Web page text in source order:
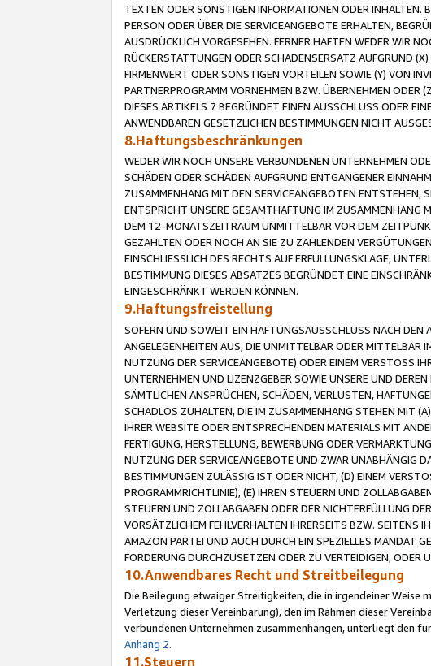
TEXTEN ODER SONSTIGEN INFORMATIONEN ODER INHALTEN.
PERSON ODER ÜBER DIE SERVICEANGEBOTE ERHALTEN,
AUSDRÜCKLICH VORGESEHEN. FERNER HAFTEN WEDER WIR
RÜCKERSTATTUNGEN ODER SCHADENSERSATZ AUFGRUND
FIRMENWERT ODER SONSTIGEN VORTEILEN SOWIE (Y) VON
PARTNERPROGRAMM VORNEHMEN BZW. ÜBERNEHMEN ODER
DIESES ARTIKELS 7 BEGRÜNDET EINEN AUSSCHLUSS ODER
ANWENDBAREN GESETZLICHEN BESTIMMUNGEN NICHT
8.Haftungsbeschränkungen
WEDER WIR NOCH UNSERE VERBUNDENEN UNTERNEHMEN
SCHÄDEN ODER SCHÄDEN AUFGRUND ENTGANGENER
ZUSAMMENHANG MIT DEN SERVICEANGEBOTEN ENTSTEHEN,
ENTSPRICHT UNSERE GESAMTHAFTUNG IM ZUSAMMENHANG
DEM 12-MONATSZEITRAUM UNMITTELBAR VOR DEM
GEZAHLTEN ODER NOCH AN SIE ZU ZAHLENDEN
EINSCHLIESSLICH DES RECHTS AUF ERFÜLLUNGSKLAGE,
BESTIMMUNG DIESES ABSATZES BEGRÜNDET EINE
EINGESCHRÄNKT WERDEN KÖNNEN.
9.Haftungsfreistellung
SOFERN UND SOWEIT EIN HAFTUNGSAUSSCHLUSS NACH DEN
ANGELEGENHEITEN AUS, DIE UNMITTELBAR ODER MITTELBAR
NUTZUNG DER SERVICEANGEBOTE) ODER EINEM VERSTOSS
UNTERNEHMEN UND LIZENZGEBER SOWIE UNSERE UND
SÄMTLICHEN ANSPRÜCHEN, SCHÄDEN, VERLUSTEN,
SCHADLOS ZUHALTEN, DIE IM ZUSAMMENHANG STEHEN MIT
IHRER WEBSITE ODER ENTSPRECHENDEN MATERIALS MIT
FERTIGUNG, HERSTELLUNG, BEWERBUNG ODER
NUTZUNG DER SERVICEANGEBOTE UND ZWAR UNABHÄNGIG
BESTIMMUNGEN ZULÄSSIG IST ODER NICHT, (D) EINEM
PROGRAMMRICHTLINIE), (E) IHREN STEUERN UND
STEUERN UND ZOLLABGABEN ODER DER NICHTERFÜLLUNG
VORSÄTZLICHEM FEHLVERHALTEN IHRERSEITS BZW. SEITENS
AMAZON PARTEI UND AUCH DURCH EIN SPEZIELLES MANDAT
FORDERUNG DURCHZUSETZEN ODER ZU VERTEIDIGEN,
10.Anwendbares Recht und Streitbeilegung
Die Beilegung etwaiger Streitigkeiten, die in irgendeiner Weise
Verletzung dieser Vereinbarung), den im Rahmen dieser
verbundenen Unternehmen zusammenhängen, unterliegt den
Anhang 2.
11.Steuern